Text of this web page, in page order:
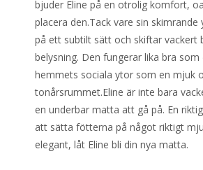
bjuder Eline på en otrolig komfort,
placera den.Tack vare sin
på ett subtilt sätt och skiftar vackert
belysning. Den fungerar lika bra
hemmets sociala ytor som en mjuk
tonårsrummet.Eline är inte bara
en underbar matta att gå på. En
att sätta fötterna på något riktigt
elegant, låt Eline bli din nya matta.